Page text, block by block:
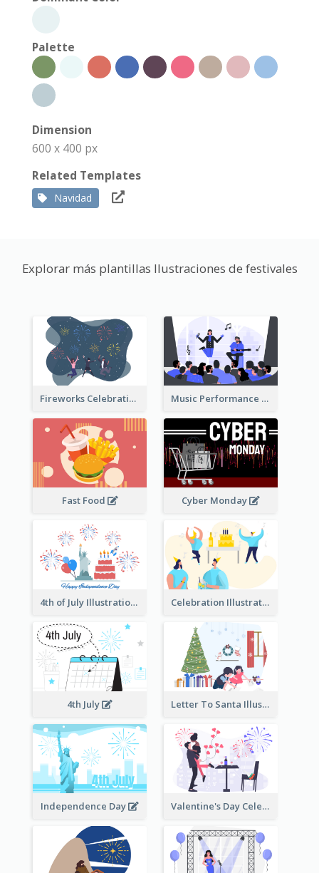
Palette
Dimension
600 x 400 px
Related Templates
Navidad
Explorar más plantillas Ilustraciones de festivales
Fireworks Celebration Illustration Music Performance Illustration
Fast Food Cyber Monday
4th of July Illustration Celebration Illustration
4th July Letter To Santa Illustration
Independence Day Valentine's Day Celebration